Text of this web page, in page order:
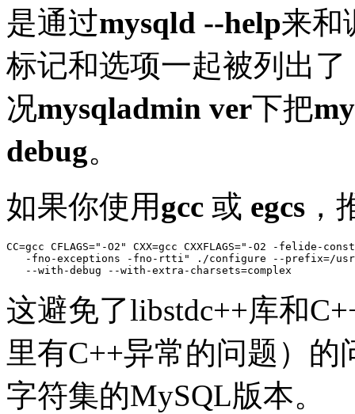
是通过mysqld --help来和
标记和选项一起被列出
况mysqladmin ver下把
debug。
如果你使用gcc 或 egcs ，
CC=gcc CFLAGS="-O2" CXX=gcc CXXFLAGS="-O2 -felide-
-fno-exceptions -fno-rtti" ./configure --prefix=/
这避免了libstdc++库和
里有C++异常的问题）
字符集的MySQL版本。